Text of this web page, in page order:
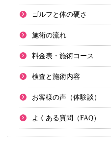
ゴルフと体の硬さ
施術の流れ
料金表・施術コース
検査と施術内容
お客様の声（体験談）
よくある質問（FAQ）